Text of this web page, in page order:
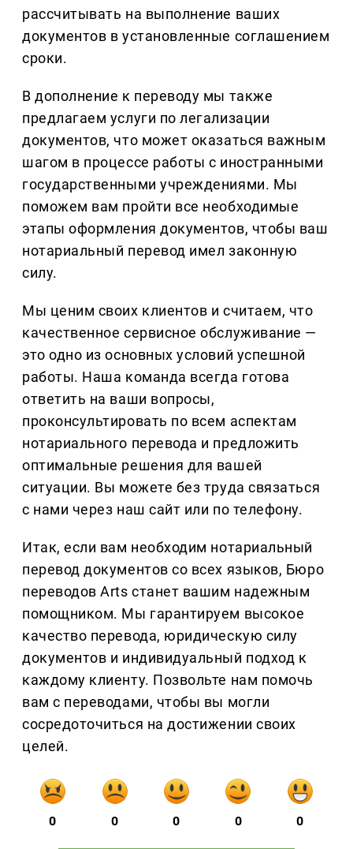
рассчитывать на выполнение ваших
документов в установленные соглашением
сроки.
В дополнение к переводу мы также
предлагаем услуги по легализации
документов, что может оказаться важным
шагом в процессе работы с иностранными
государственными учреждениями. Мы
поможем вам пройти все необходимые
этапы оформления документов, чтобы ваш
нотариальный перевод имел законную
силу.
Мы ценим своих клиентов и считаем, что
качественное сервисное обслуживание —
это одно из основных условий успешной
работы. Наша команда всегда готова
ответить на ваши вопросы,
проконсультировать по всем аспектам
нотариального перевода и предложить
оптимальные решения для вашей
ситуации. Вы можете без труда связаться
с нами через наш сайт или по телефону.
Итак, если вам необходим нотариальный
перевод документов со всех языков, Бюро
переводов Arts станет вашим надежным
помощником. Мы гарантируем высокое
качество перевода, юридическую силу
документов и индивидуальный подход к
каждому клиенту. Позвольте нам помочь
вам с переводами, чтобы вы могли
сосредоточиться на достижении своих
целей.
0 0 0 0 0